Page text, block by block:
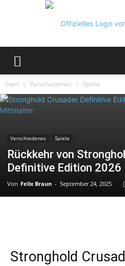
Start Verschiedenes Spiele
Verschiedenes Spiele
Rückkehr von
Definitive Edition 2026
Von Felix Braun - September 24, 2025
Stronghold